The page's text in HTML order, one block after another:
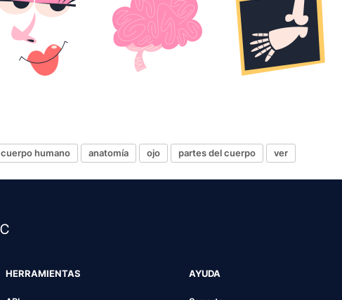
cuerpo humano anatomía ojo partes del cuerpo ver
HERRAMIENTAS AYUDA